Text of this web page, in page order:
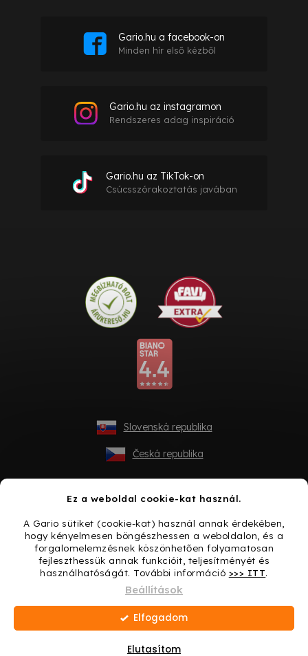
Ez a weboldal cookie-kat használ.
A Gario sütiket (cookie-kat) használ annak érdekében,
hogy kényelmesen böngészhessen a weboldalon, és a
forgalomelemzésnek köszönhetően folyamatosan
fejleszthessük annak funkcióit, teljesítményét és
használhatóságát. További információ >>> ITT.
Beállítások
Elutasítom
Elfogadom
Ajándék minden vásárláshoz → Lepje meg magát még
Gario.hu a facebook-on
Minden hír első kézből
Gario.hu az instagramon
Rendszeres adag inspiráció
Gario.hu az TikTok-on
Csúcsszórakoztatás javában
Slovenská republika
Česká republika
Shoptet készítette
Copyright 2026Gario.hu. Minden jog fenntartva.Süti
beállítások szerkesztése